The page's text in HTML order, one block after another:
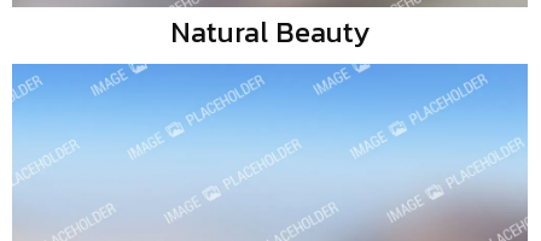
Natural Beauty